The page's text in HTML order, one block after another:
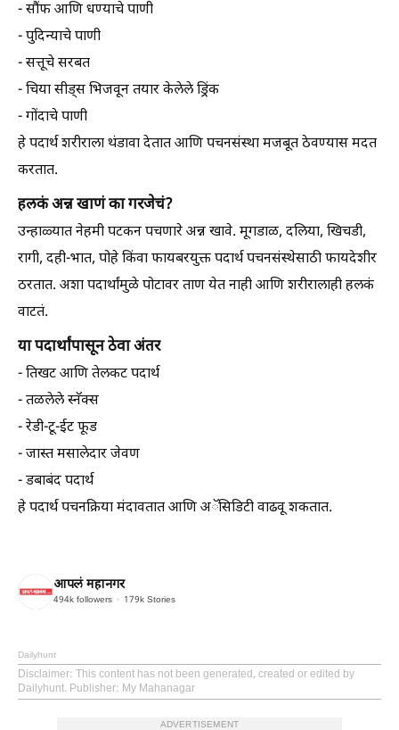
- सौंफ आणि धण्याचे पाणी
- पुदिन्याचे पाणी
- सत्तूचे सरबत
- चिया सीड्स भिजवून तयार केलेले ड्रिंक
- गोंदाचे पाणी
हे पदार्थ शरीराला थंडावा देतात आणि पचनसंस्था मजबूत ठेवण्यास मदत
करतात.
हलकं अन्न खाणं का गरजेचं?
उन्हाळ्यात नेहमी पटकन पचणारे अन्न खावे. मूगडाळ, दलिया, खिचडी,
रागी, दही-भात, पोहे किंवा फायबरयुक्त पदार्थ पचनसंस्थेसाठी फायदेशीर
ठरतात. अशा पदार्थांमुळे पोटावर ताण येत नाही आणि शरीरालाही हलकं
वाटतं.
या पदार्थांपासून ठेवा अंतर
- तिखट आणि तेलकट पदार्थ
- तळलेले स्नॅक्स
- रेडी-टू-ईट फूड
- जास्त मसालेदार जेवण
- डबाबंद पदार्थ
हे पदार्थ पचनक्रिया मंदावतात आणि अॅसिडिटी वाढवू शकतात.
आपलं महानगर
494k followers 179k Stories
Dailyhunt
Disclaimer: This content has not been generated, created or edited by
Dailyhunt. Publisher: My Mahanagar
ADVERTISEMENT